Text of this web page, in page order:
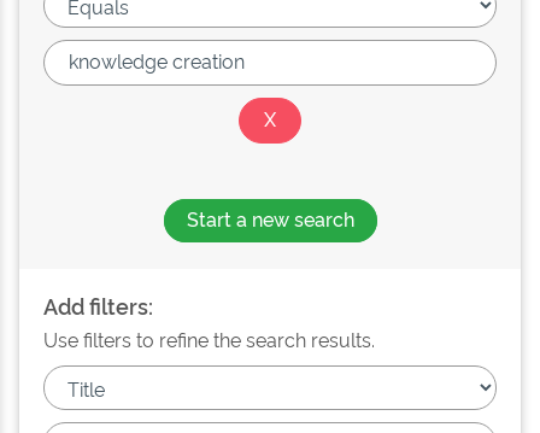
Start a new search
Add filters:
Use filters to refine the search results.